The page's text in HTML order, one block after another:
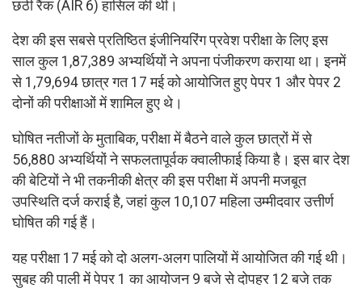
छठी रैंक (AIR 6) हासिल की थी।
देश की इस सबसे प्रतिष्ठित इंजीनियरिंग प्रवेश परीक्षा के लिए इस
साल कुल 1,87,389 अभ्यर्थियों ने अपना पंजीकरण कराया था। इनमें
से 1,79,694 छात्र गत 17 मई को आयोजित हुए पेपर 1 और पेपर 2
दोनों की परीक्षाओं में शामिल हुए थे।
घोषित नतीजों के मुताबिक, परीक्षा में बैठने वाले कुल छात्रों में से
56,880 अभ्यर्थियों ने सफलतापूर्वक क्वालीफाई किया है। इस बार देश
की बेटियों ने भी तकनीकी क्षेत्र की इस परीक्षा में अपनी मजबूत
उपस्थिति दर्ज कराई है, जहां कुल 10,107 महिला उम्मीदवार उत्तीर्ण
घोषित की गई हैं।
यह परीक्षा 17 मई को दो अलग-अलग पालियों में आयोजित की गई थी।
सुबह की पाली में पेपर 1 का आयोजन 9 बजे से दोपहर 12 बजे तक